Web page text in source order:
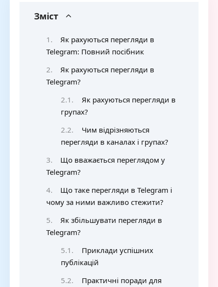
Зміст
Як рахуються перегляди в
Telegram: Повний посібник
Як рахуються перегляди в
Telegram?
Як рахуються перегляди в
групах?
Чим відрізняються
перегляди в каналах і групах?
Що вважається переглядом у
Telegram?
Що таке перегляди в Telegram і
чому за ними важливо стежити?
Як збільшувати перегляди в
Telegram?
Приклади успішних
публікацій
Практичні поради для